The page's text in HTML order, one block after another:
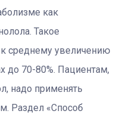
как
Такое
среднему увеличению
до 70-80%. Пациентам,
надо применять
Раздел «Способ